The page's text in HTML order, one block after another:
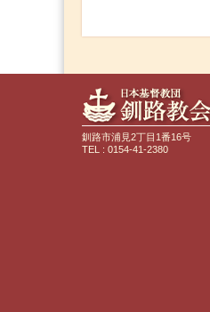
釧路市浦見2丁目1番16号
TEL : 0154-41-2380